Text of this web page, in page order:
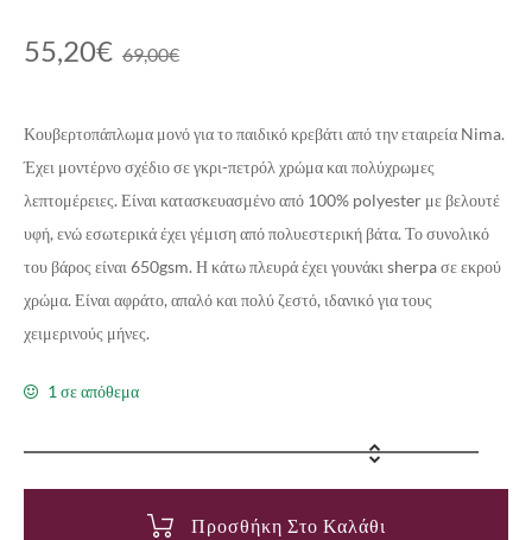
69,00€
55,20€
Κουβερτοπάπλωμα μονό για το παιδικό κρεβάτι από την εταιρεία Nima.
Έχει μοντέρνο σχέδιο σε γκρι-πετρόλ χρώμα και πολύχρωμες
λεπτομέρειες. Είναι κατασκευασμένο από 100% polyester με βελουτέ
υφή, ενώ εσωτερικά έχει γέμιση από πολυεστερική βάτα. Το συνολικό
του βάρος είναι 650gsm. Η κάτω πλευρά έχει γουνάκι sherpa σε εκρού
χρώμα. Είναι αφράτο, απαλό και πολύ ζεστό, ιδανικό για τους
χειμερινούς μήνες.
1 σε απόθεμα
Προσθήκη Στο Καλάθι